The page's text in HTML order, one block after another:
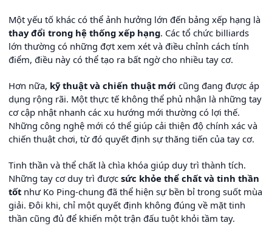
Một yếu tố khác có thể ảnh hưởng lớn đến bảng xếp hạng là
thay đổi trong hệ thống xếp hạng. Các tổ chức billiards
lớn thường có những đợt xem xét và điều chỉnh cách tính
điểm, điều này có thể tạo ra bất ngờ cho nhiều tay cơ.
Hơn nữa, kỹ thuật và chiến thuật mới cũng đang được áp
dụng rộng rãi. Một thực tế không thể phủ nhận là những tay
cơ cập nhật nhanh các xu hướng mới thường có lợi thế.
Những công nghệ mới có thể giúp cải thiện độ chính xác và
chiến thuật chơi, từ đó quyết định sự thăng tiến của tay cơ.
Tinh thần và thể chất là chìa khóa giúp duy trì thành tích.
Những tay cơ duy trì được sức khỏe thể chất và tinh thần
tốt như Ko Ping-chung đã thể hiện sự bền bỉ trong suốt mùa
giải. Đôi khi, chỉ một quyết định không đúng về mặt tinh
thần cũng đủ để khiến một trận đấu tuột khỏi tầm tay.